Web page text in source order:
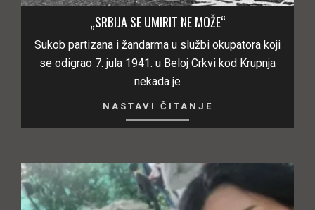
„SRBIJA SE UMIRIT NE MOŽE“
Sukob partizana i žandarma u službi okupatora koji
se odigrao 7. jula 1941. u Beloj Crkvi kod Krupnja
nekada je
NASTAVI ČITANJE